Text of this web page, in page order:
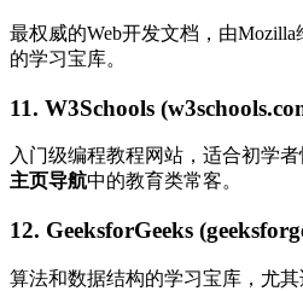
最权威的Web开发文档，由Mozilla
的学习宝库。
11. W3Schools
入门级编程教程网站，适合初学
主页导航中的教育类常客。
12. GeeksforGeeks
算法和数据结构的学习宝库，尤